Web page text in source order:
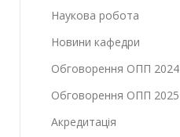
Наукова робота
Новини кафедри
Обговорення ОПП 2024
Обговорення ОПП 2025
Акредитація